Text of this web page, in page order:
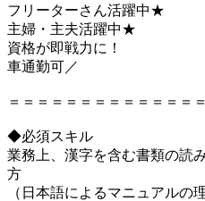
フリーターさん活躍中★
主婦・主夫活躍中★
資格が即戦力に！
車通勤可／
＝＝＝＝＝＝＝＝＝＝＝＝＝
◆必須スキル
業務上、漢字を含む書類の読
方
（日本語によるマニュアルの